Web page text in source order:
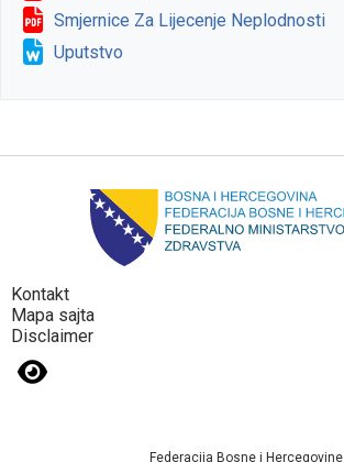
Smjernice Za Lijecenje Neplodnosti
Uputstvo
Kontakt
Mapa sajta
Disclaimer
Federacija Bosne i Hercegovine